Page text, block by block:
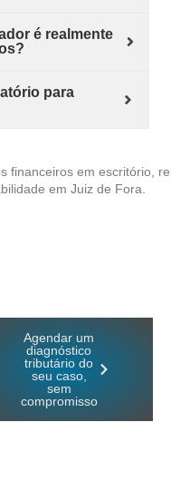
é realmente
para
Agendar um
diagnóstico
tributário do
seu caso,
sem
compromisso